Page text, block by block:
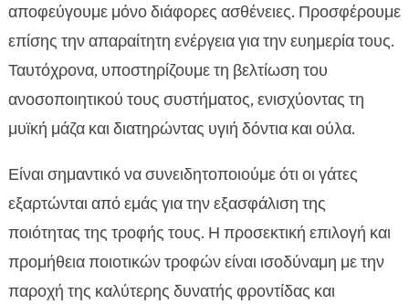
αποφεύγουμε μόνο διάφορες ασθένειες. Προσφέρουμε
επίσης την απαραίτητη ενέργεια για την ευημερία τους.
Ταυτόχρονα, υποστηρίζουμε τη βελτίωση του
ανοσοποιητικού τους συστήματος, ενισχύοντας τη
μυϊκή μάζα και διατηρώντας υγιή δόντια και ούλα.
Είναι σημαντικό να συνειδητοποιούμε ότι οι γάτες
εξαρτώνται από εμάς για την εξασφάλιση της
ποιότητας της τροφής τους. Η προσεκτική επιλογή και
προμήθεια ποιοτικών τροφών είναι ισοδύναμη με την
παροχή της καλύτερης δυνατής φροντίδας και